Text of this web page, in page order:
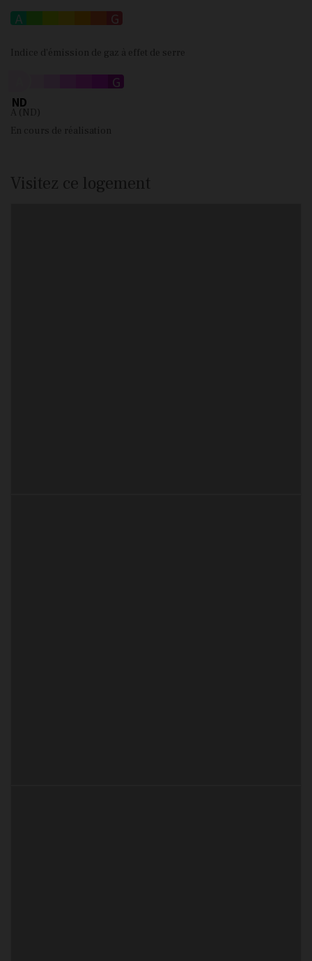
A G
Indice d'émission de gaz à effet de serre
ND
G
A (ND)
En cours de réalisation
Visitez ce logement